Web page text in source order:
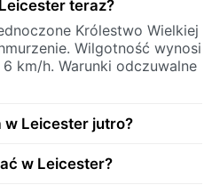
teraz?
Królestwo Wielkiej
Wilgotność wynosi
km/h. Warunki odczuwalne
w Leicester jutro?
w Leicester?